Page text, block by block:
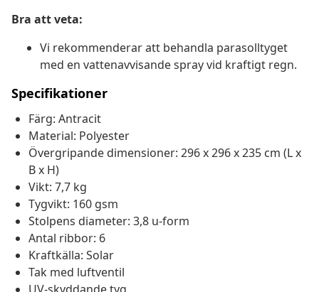
Bra att veta:
Vi rekommenderar att behandla parasolltyget
med en vattenavvisande spray vid kraftigt regn.
Specifikationer
Färg: Antracit
Material: Polyester
Övergripande dimensioner: 296 x 296 x 235 cm (L x
B x H)
Vikt: 7,7 kg
Tygvikt: 160 gsm
Stolpens diameter: 3,8 u-form
Antal ribbor: 6
Kraftkälla: Solar
Tak med luftventil